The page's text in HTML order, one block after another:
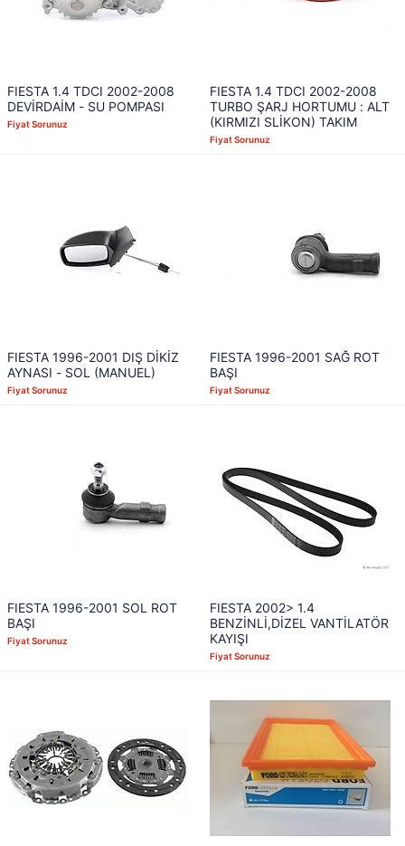
FIESTA 1.4 TDCI 2002-2008
DEVİRDAİM - SU POMPASI
Fiyat Sorunuz
FIESTA 1.4 TDCI 2002-2008
TURBO ŞARJ HORTUMU : ALT
(KIRMIZI SLİKON) TAKIM
Fiyat Sorunuz
FIESTA 1996-2001 DIŞ DİKİZ
AYNASI - SOL (MANUEL)
Fiyat Sorunuz
FIESTA 1996-2001 SAĞ ROT
BAŞI
Fiyat Sorunuz
FIESTA 1996-2001 SOL ROT
BAŞI
Fiyat Sorunuz
FIESTA 2002> 1.4
BENZİNLİ,DİZEL VANTİLATÖR
KAYIŞI
Fiyat Sorunuz